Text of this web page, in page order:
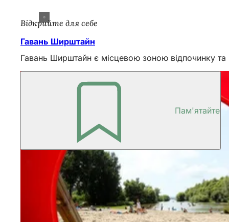
Відкрийте для себе
Гавань Ширштайн
Гавань Ширштайн є місцевою зоною відпочинку
Пам'ятайте